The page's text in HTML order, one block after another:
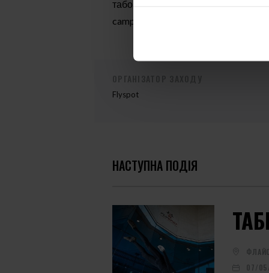
табору або маєте якісь запитання,
camp@flyspot.com
Flyspot
НАСТУПНА ПОДІЯ
07/